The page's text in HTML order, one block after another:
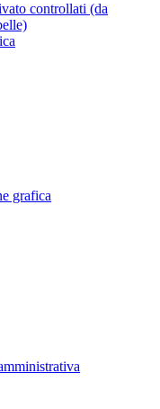
controllati (da
grafica